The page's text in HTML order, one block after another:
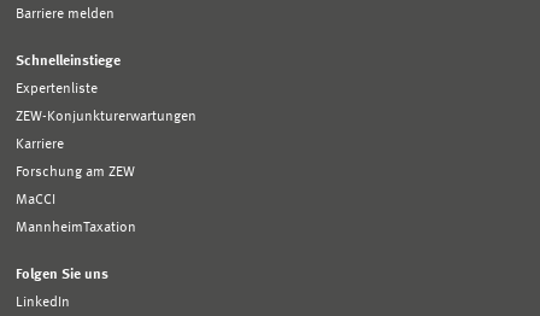
Barriere melden
Schnelleinstiege
Expertenliste
ZEW-Konjunkturerwartungen
Karriere
Forschung am ZEW
MaCCI
MannheimTaxation
Folgen Sie uns
LinkedIn